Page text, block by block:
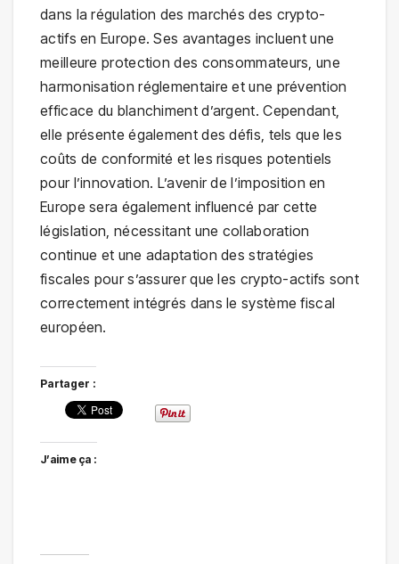
dans la régulation des marchés des crypto-
actifs en Europe. Ses avantages incluent une
meilleure protection des consommateurs, une
harmonisation réglementaire et une prévention
efficace du blanchiment d’argent. Cependant,
elle présente également des défis, tels que les
coûts de conformité et les risques potentiels
pour l’innovation. L’avenir de l’imposition en
Europe sera également influencé par cette
législation, nécessitant une collaboration
continue et une adaptation des stratégies
fiscales pour s’assurer que les crypto-actifs sont
correctement intégrés dans le système fiscal
européen.
Partager :
J’aime ça :